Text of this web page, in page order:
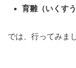
育雛（いくす
では、行ってみま